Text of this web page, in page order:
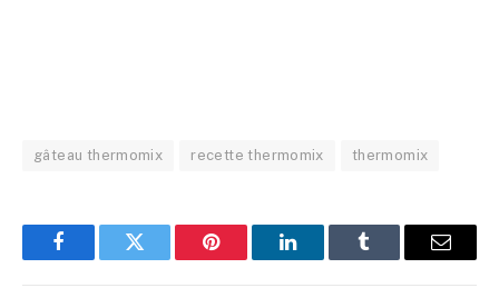
gâteau thermomix recette thermomix thermomix
FacebookTwitter Pinterest LinkedInTumblr Email